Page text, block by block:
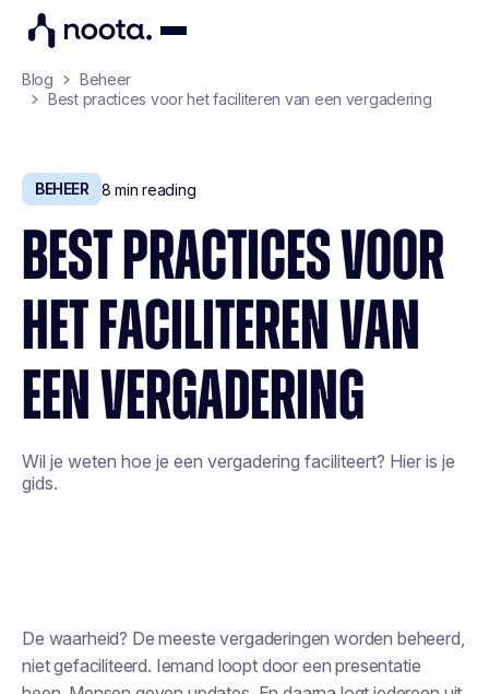
Blog
Beheer
Best practices voor het faciliteren van een vergadering
BEHEER 8 min reading
BEST PRACTICES VOOR
HET FACILITEREN VAN
EEN VERGADERING
Wil je weten hoe je een vergadering faciliteert? Hier is je
gids.
De waarheid? De meeste vergaderingen worden beheerd,
niet gefaciliteerd. Iemand loopt door een presentatie